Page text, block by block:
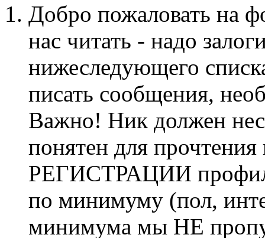
Добро пожаловать на
нас читать - надо
нижеследующего
писать сообщения,
Важно! Ник должен
понятен для
РЕГИСТРАЦИИ профиль
по минимуму (пол,
минимума мы НЕ